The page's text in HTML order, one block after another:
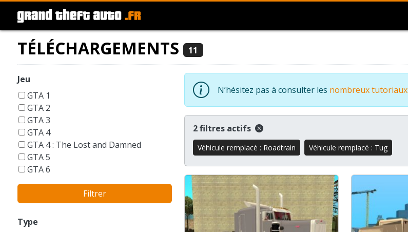
TÉLÉCHARGEMENTS 11
Jeu
GTA 1
GTA 2
GTA 3
GTA 4
GTA 4 : The Lost and Damned
GTA 5
GTA 6
GTA Liberty City Stories
GTA London 1969
GTA San Andreas
GTA Vice City
Filtrer
Type
N’hésitez pas à consulter les nombreux tutoriaux
2 filtres actifs
Véhicule remplacé : Roadtrain Véhicule remplacé : Tug